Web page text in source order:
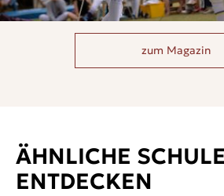
zum Magazin
ÄHNLICHE
ENTDECKEN